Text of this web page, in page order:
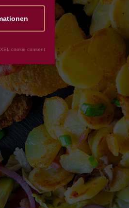
cookie consent